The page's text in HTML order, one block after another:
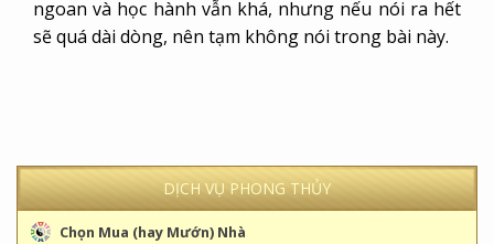
DỊCH VỤ PHONG THỦY
Chọn Mua (hay Mướn) Nhà
ngoan và học hành vẫn khá, nhưng nếu nói ra hết
sẽ quá dài dòng, nên tạm không nói trong bài này.